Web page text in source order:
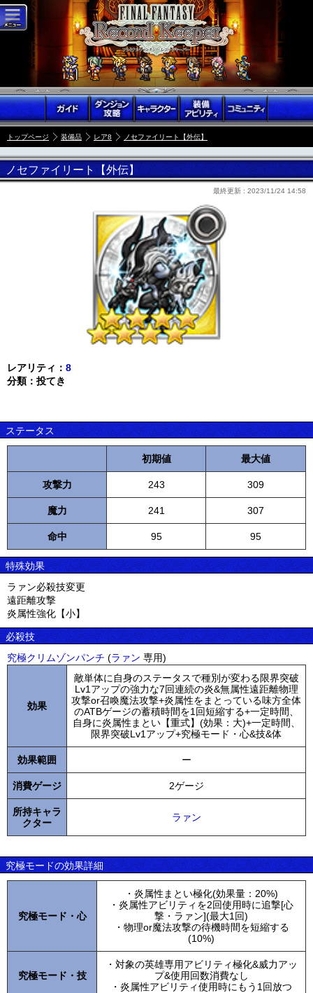
トップページ 装備品 レア8 ノセファイリート【外伝】
ノセファイリート【外伝】
最終更新 : 2023/11/24 14:58
レアリティ： 8
分類：投てき
ステータス
初期値 最大値
攻撃力 243 309
魔力 241 307
命中 95 95
特殊効果
ラァン必殺技変更
遠距離攻撃
炎属性強化【小】
必殺技
究極クリムゾンパンチ (ラァン 専用)
効果
敵単体に自身のステータスで種別が変わる限界突破
Lv1アップの強力な7回連続の炎&無属性遠距離物理
攻撃or召喚魔法攻撃+炎属性をまとっている味方全体
のATBゲージの蓄積時間を1回短縮する+一定時間、
自身に炎属性まとい【重式】(効果：大)+一定時間、
限界突破Lv1アップ+究極モード・心&技&体
効果範囲 ー
消費ゲージ 2ゲージ
所持キャラ
クター
ラァン
究極モードの効果詳細
究極モード・心
・炎属性まとい極化(効果量：20%)
・炎属性アビリティを2回使用時に追撃[心
撃・ラァン](最大1回)
・物理or魔法攻撃の待機時間を短縮する
(10%)
究極モード・技
・対象の英雄専用アビリティ極化&威力アッ
プ&使用回数消費なし
・炎属性アビリティ使用時にもう1回放つ